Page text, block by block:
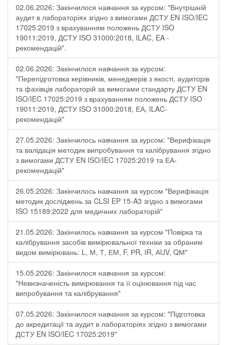
02.06.2026: Закінчилося навчання за курсом: "Внутрішній
аудит в лабораторіях згідно з вимогами ДСТУ EN ISO/IEC
17025:2019 з врахуванням положень ДСТУ ISO
19011:2019, ДСТУ ISO 31000:2018, ILAC, EA -
рекомендацій".
02.06.2026: Закінчилося навчання за курсом:
"Перепідготовка керівників, менеджерів з якості, аудиторів
та фахівців лабораторій за вимогами стандарту ДСТУ EN
ISO/IEC 17025:2019 з врахуванням положень ДСТУ ISO
19011:2019, ДСТУ ISO 31000:2018, ЕА, ILAC-
рекомендацій"
27.05.2026: Закінчилось навчання за курсом: "Верифікація
та валідація методик випробування та калібрування згідно
з вимогами ДСТУ EN ISO/IEC 17025:2019 та ЕА-
рекомендацій"
26.05.2026: Закінчилось навчання за курсом "Верифікація
методик досліджень за CLSI EP 15-A3 згідно з вимогами
ISO 15189:2022 для медичних лабораторій"
21.05.2026: Закінчилось навчання за курсом "Повірка та
калібрування засобів вимірювальної техніки за обраним
видом вимірювань: L, М, Т, ЕМ, F, РR, ІR, АUV, QМ"
15.05.2026: Закінчилося навчання за курсом:
"Невизначеність вимірювання та її оцінювання під час
випробування та калібрування"
07.05.2026: Закінчилося навчання за курсом: "Підготовка
до акредитації та аудит в лабораторіях згідно з вимогами
ДСТУ EN ISO/IEC 17025:2019"